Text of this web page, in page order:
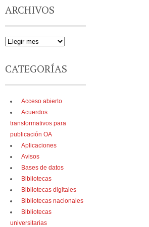
ARCHIVOS
CATEGORÍAS
Acceso abierto
Acuerdos
transformativos para
publicación OA
Aplicaciones
Avisos
Bases de datos
Bibliotecas
Bibliotecas digitales
Bibliotecas nacionales
Bibliotecas
universitarias